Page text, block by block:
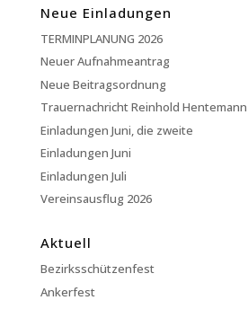
Neue Einladungen
TERMINPLANUNG 2026
Neuer Aufnahmeantrag
Neue Beitragsordnung
Trauernachricht Reinhold Hentemann
Einladungen Juni, die zweite
Einladungen Juni
Einladungen Juli
Vereinsausflug 2026
Aktuell
Bezirksschützenfest
Ankerfest